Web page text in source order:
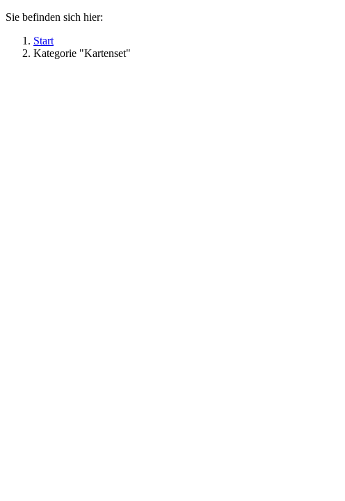
Sie befinden sich hier:
Start
Kategorie "Kartenset"